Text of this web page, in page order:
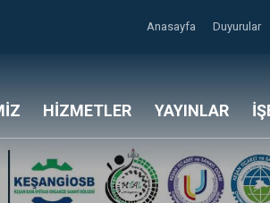
Anasayfa Duyurular
HİZMETLER YAYINLAR